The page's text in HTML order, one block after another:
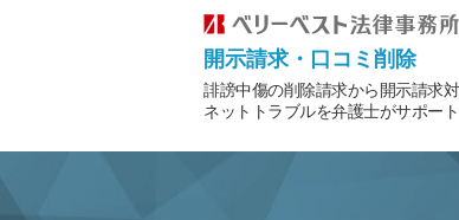
開示請求・口コミ削除
誹謗中傷の削除請求から開示請求
ネットトラブルを弁護士がサポート